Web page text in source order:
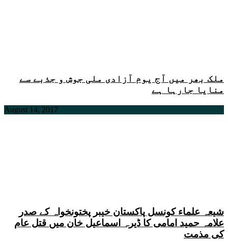
ملک بھر میں آج یوم آزادی ملی جوش و جذبے سے
منایا جارہا ہے
August 14, 2017
شیعہ علماء کونسل پاکستان خیبر پختونخواہ کے صدر
علامہ حمید امامی کا ڈیرہ اسماعیل خان میں قتل عام
کی مذمت